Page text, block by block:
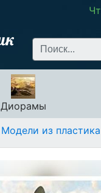
Диорамы
Модели из пластика